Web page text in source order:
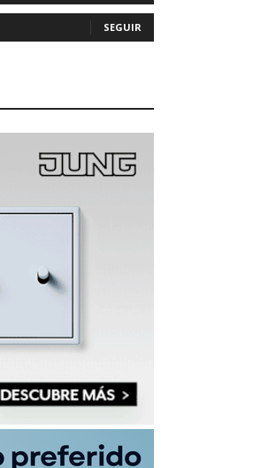
SEGUIR